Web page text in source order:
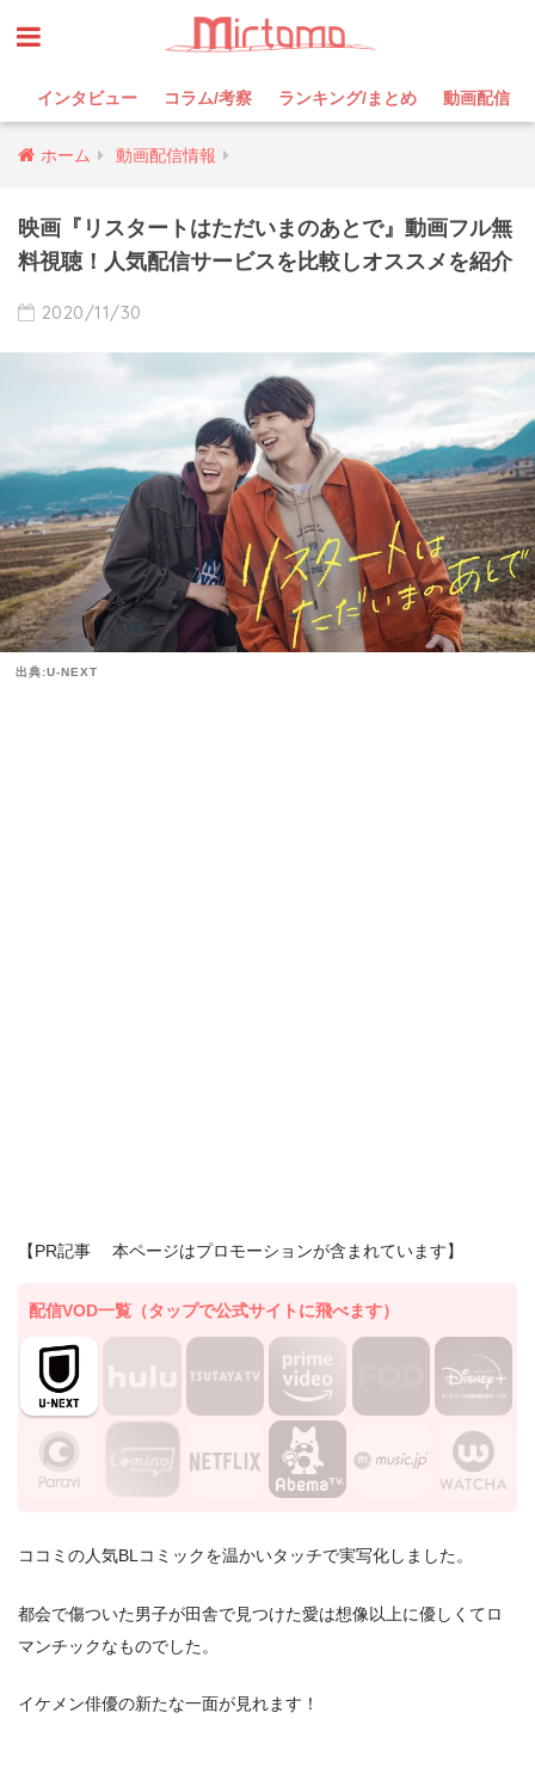
インタビュー コラム/考察 ランキング/まとめ 動画配信
ホーム 動画配信情報
映画『リスタートはただいまのあとで』動画フル無
料視聴！人気配信サービスを比較しオススメを紹介
2020/11/30
出典:U-NEXT
【PR記事 本ページはプロモーションが含まれています】
配信VOD一覧（タップで公式サイトに飛べます）
ココミの人気BLコミックを温かいタッチで実写化しました。
都会で傷ついた男子が田舎で見つけた愛は想像以上に優しくてロ
マンチックなものでした。
イケメン俳優の新たな一面が見れます！